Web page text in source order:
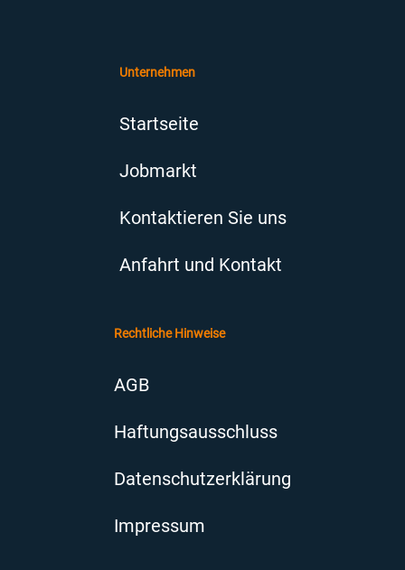
Unternehmen
Startseite
Jobmarkt
Kontaktieren Sie uns
Anfahrt und Kontakt
Rechtliche Hinweise
AGB
Haftungsausschluss
Datenschutzerklärung
Impressum